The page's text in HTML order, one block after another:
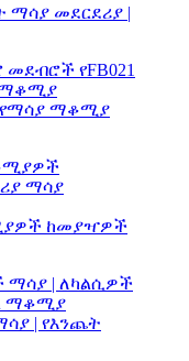
ማሳያ መደርደሪያ |
የማሳያ ማቆሚያ
ከመያዣዎች
| የእንጨት